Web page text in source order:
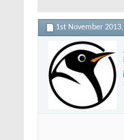
1st November 2013,